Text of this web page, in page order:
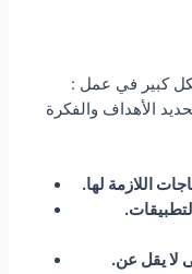
: إن تحديد فكرة وهدف التطبيق يساعد بشكل كبير في عمل
الأهداف والفكرة
اللازمة لها
.تحليل محتوى التطبيق لأن هناك فرق بين التطبيقات
.يجب ألا يكون الإعلان ممتلئ بالإعلانات حتى لا يقل عن